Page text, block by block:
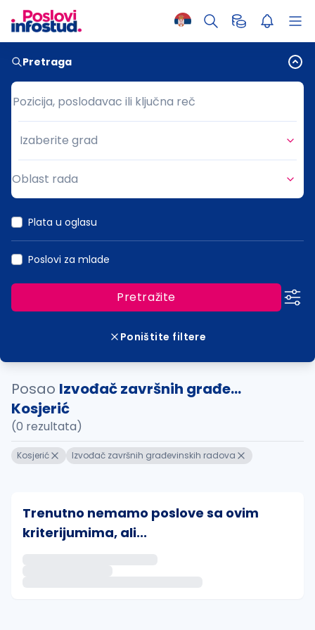
Pretraga
Pozicija, poslodavac ili ključna reč
Pozicija, poslodavac ili ključna reč
Grad
Izaberite grad
Oblast rada
Plata u oglasu
Poslovi za mlade
Pretražite
Poništite filtere
Posao Izvođač završnih građe...
Kosjerić
(0 rezultata)
Kosjerić Izvođač završnih građevinskih radova
Trenutno nemamo poslove sa ovim
kriterijumima, ali...